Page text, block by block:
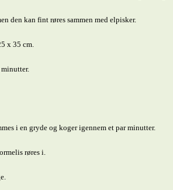
den kan fint røres sammen med elpisker.
x 35 cm.
i en gryde og koger igennem et par minutter.
røres i.